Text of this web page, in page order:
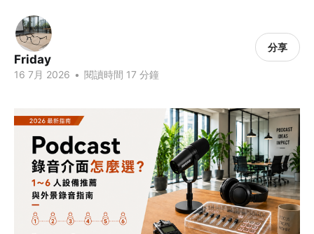
Friday
16 7月 2026 • 閱讀時間 17 分鐘
分享